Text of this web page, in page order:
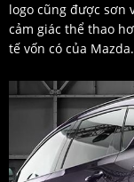
logo cũng được sơn
cảm giác thể thao
tế vốn có của Mazda.